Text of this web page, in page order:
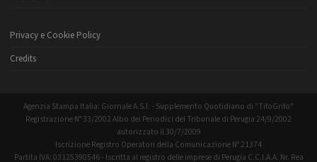
Privacy e Cookie Policy
Credits
Agenzia Stampa Italia: Giornale A.S.I. - Supplemento Quotidiano di "TifoGrifo"
Registrazione N° 33/2002 Albo dei Periodici del Tribunale di Perugia 24/9/2002
autorizzato il 30/7/2009
Iscrizione Registro Operatori della Comunicazione N° 21374
Partita IVA: 03125390546 - Iscritta al registro delle imprese di Perugia C.C.I.A.A. Nr. Rea